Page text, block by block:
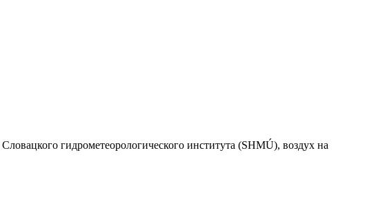
гидрометеорологического института (SHMÚ), воздух на